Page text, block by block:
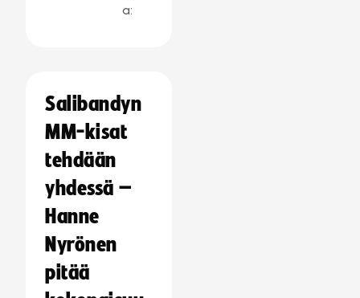
a:
Salibandyn
MM-kisat
tehdään
yhdessä –
Hanne
Nyrönen
pitää